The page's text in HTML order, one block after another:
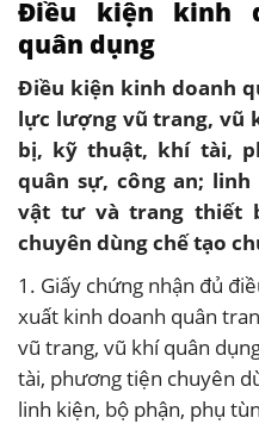
Điều kiện kinh
quân dụng
Điều kiện kinh doanh
lực lượng vũ trang, vũ
bị, kỹ thuật, khí tài,
quân sự, công an;
vật tư và trang thiết
chuyên dùng chế tạo
1. Giấy chứng nhận đủ
xuất kinh doanh quân
vũ trang, vũ khí quân
tài, phương tiện chuyên
linh kiện, bộ phận, phụ